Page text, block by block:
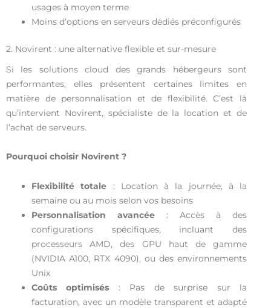
usages à moyen terme
Moins d’options en serveurs dédiés préconfigurés
2. Novirent : une alternative flexible et sur-mesure
Si les solutions cloud des grands hébergeurs sont
performantes, elles présentent certaines limites en
matière de personnalisation et de flexibilité. C’est là
qu’intervient Novirent, spécialiste de la location et de
l’achat de serveurs.
Pourquoi choisir Novirent ?
Flexibilité totale : Location à la journée, à la
semaine ou au mois selon vos besoins
Personnalisation avancée : Accès à des
configurations spécifiques, incluant des
processeurs AMD, des GPU haut de gamme
(NVIDIA A100, RTX 4090), ou des environnements
Unix
Coûts optimisés : Pas de surprise sur la
facturation, avec un modèle transparent et adapté